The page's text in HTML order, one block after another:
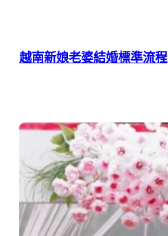
越南新娘老婆結婚標準流程